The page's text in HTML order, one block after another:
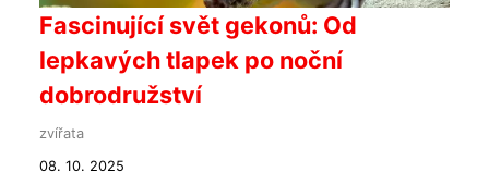
Fascinující svět gekonů: Od
lepkavých tlapek po noční
dobrodružství
zvířata
08. 10. 2025